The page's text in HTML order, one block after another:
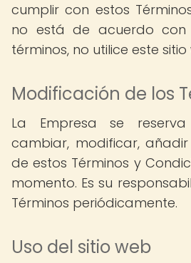
cumplir con estos
no está de acuerdo
términos, no utilice este sitio
Modificación de los
La Empresa se
cambiar, modificar,
de estos Términos y
momento. Es su
Términos periódicamente.
Uso del sitio web